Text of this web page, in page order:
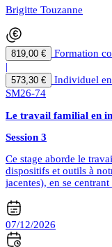
Brigitte Touzanne
819,00 €
Formation
|
573,30 €
Individuel
SM26-74
Le travail familial en
Session 3
Ce stage aborde le
dispositifs et outils à
jacentes), en se
07/12/2026